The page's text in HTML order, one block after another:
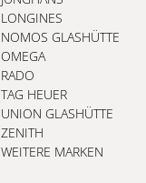
LONGINES
NOMOS GLASHÜTTE
OMEGA
RADO
TAG HEUER
UNION GLASHÜTTE
ZENITH
WEITERE MARKEN